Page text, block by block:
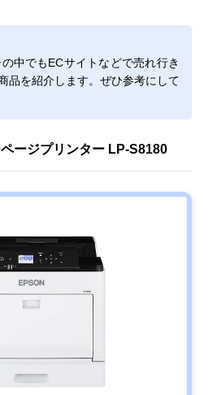
中でもECサイトなどで売れ行き
品を紹介します。ぜひ参考にして
ージプリンター LP-S8180